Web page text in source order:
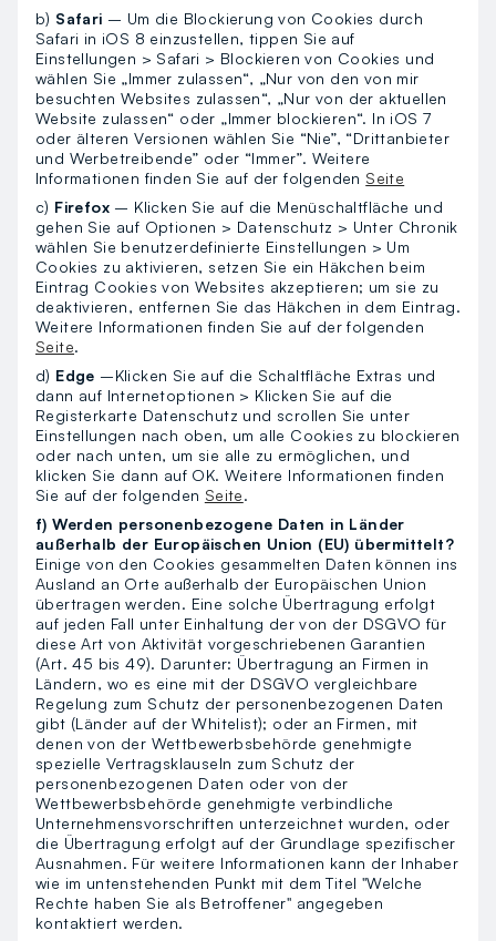
b) Safari – Um die Blockierung von Cookies durch
Safari in iOS 8 einzustellen, tippen Sie auf
Einstellungen > Safari > Blockieren von Cookies und
wählen Sie „Immer zulassen“, „Nur von den von mir
besuchten Websites zulassen“, „Nur von der aktuellen
Website zulassen“ oder „Immer blockieren“. In iOS 7
oder älteren Versionen wählen Sie “Nie”, “Drittanbieter
und Werbetreibende” oder “Immer”. Weitere
Informationen finden Sie auf der folgenden Seite
c) Firefox – Klicken Sie auf die Menüschaltfläche und
gehen Sie auf Optionen > Datenschutz > Unter Chronik
wählen Sie benutzerdefinierte Einstellungen > Um
Cookies zu aktivieren, setzen Sie ein Häkchen beim
Eintrag Cookies von Websites akzeptieren; um sie zu
deaktivieren, entfernen Sie das Häkchen in dem Eintrag.
Weitere Informationen finden Sie auf der folgenden
Seite.
d) Edge –Klicken Sie auf die Schaltfläche Extras und
dann auf Internetoptionen > Klicken Sie auf die
Registerkarte Datenschutz und scrollen Sie unter
Einstellungen nach oben, um alle Cookies zu blockieren
oder nach unten, um sie alle zu ermöglichen, und
klicken Sie dann auf OK. Weitere Informationen finden
Sie auf der folgenden Seite.
f) Werden personenbezogene Daten in Länder
außerhalb der Europäischen Union (EU) übermittelt?
Einige von den Cookies gesammelten Daten können ins
Ausland an Orte außerhalb der Europäischen Union
übertragen werden. Eine solche Übertragung erfolgt
auf jeden Fall unter Einhaltung der von der DSGVO für
diese Art von Aktivität vorgeschriebenen Garantien
(Art. 45 bis 49). Darunter: Übertragung an Firmen in
Ländern, wo es eine mit der DSGVO vergleichbare
Regelung zum Schutz der personenbezogenen Daten
gibt (Länder auf der Whitelist); oder an Firmen, mit
denen von der Wettbewerbsbehörde genehmigte
spezielle Vertragsklauseln zum Schutz der
personenbezogenen Daten oder von der
Wettbewerbsbehörde genehmigte verbindliche
Unternehmensvorschriften unterzeichnet wurden, oder
die Übertragung erfolgt auf der Grundlage spezifischer
Ausnahmen. Für weitere Informationen kann der Inhaber
wie im untenstehenden Punkt mit dem Titel "Welche
Rechte haben Sie als Betroffener" angegeben
kontaktiert werden.